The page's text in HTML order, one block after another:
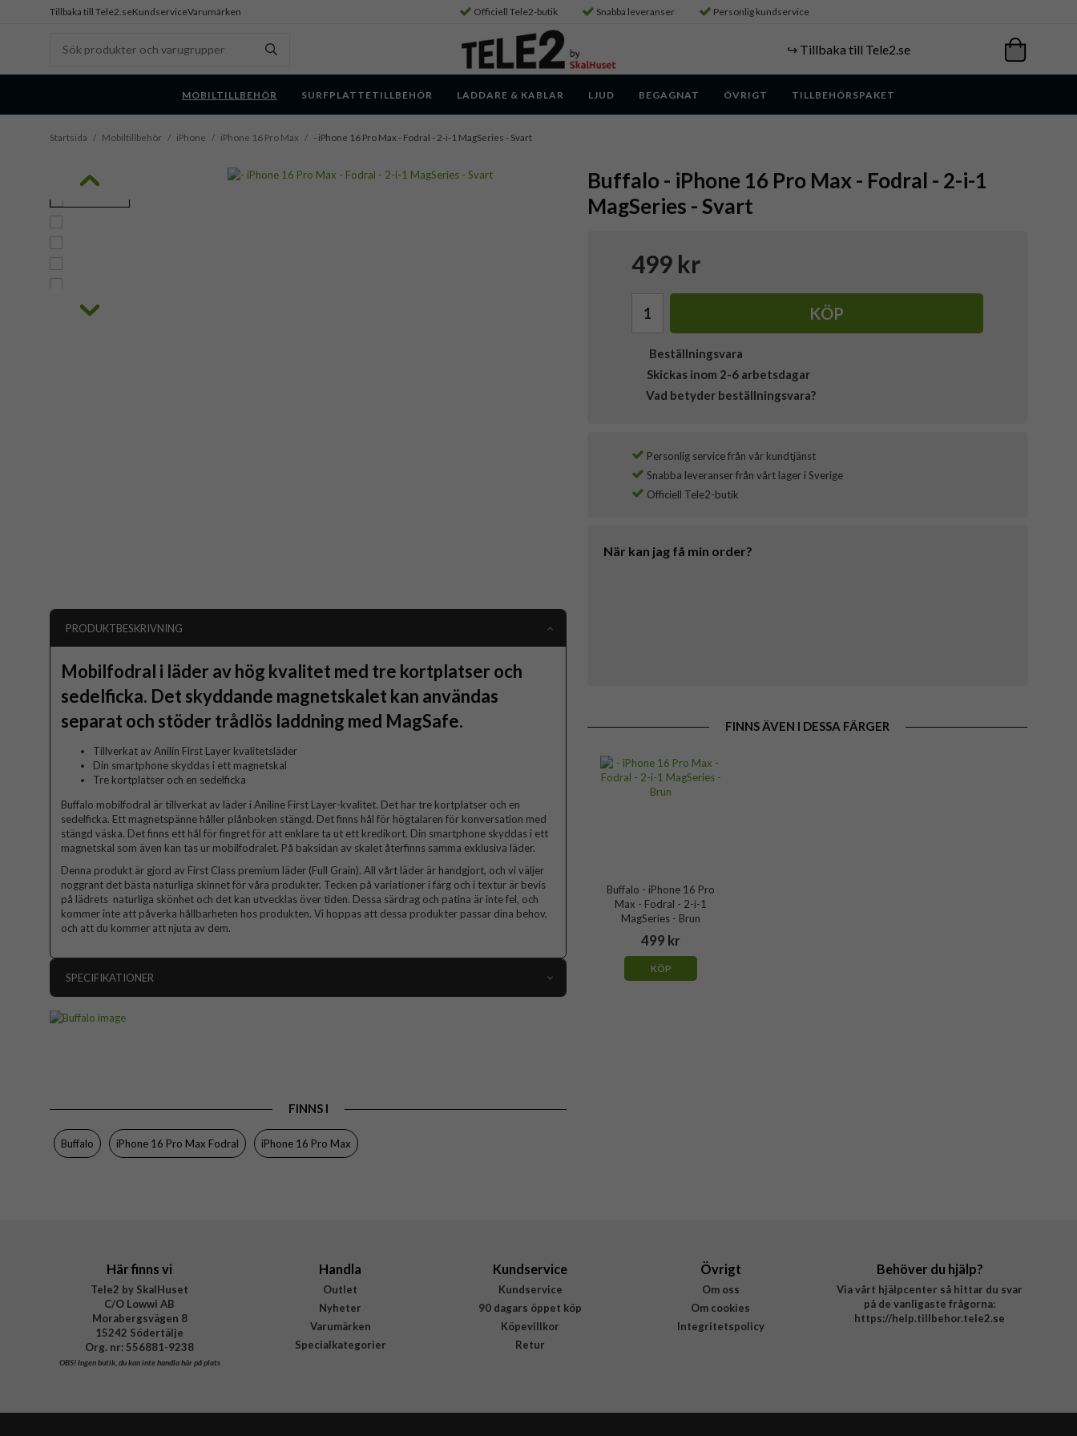
Tillbaka till Tele2.seKundserviceVarumärken Officiell Tele2-butik Snabba leveranser Personlig kundservice
↪️ Tillbaka till Tele2.se
MOBILTILLBEHÖR SURFPLATTETILLBEHÖR LADDARE & KABLAR LJUD BEGAGNAT ÖVRIGT TILLBEHÖRSPAKET
Startsida / Mobiltillbehör / iPhone / iPhone 16 Pro Max / - iPhone 16 Pro Max - Fodral - 2-i-1 MagSeries - Svart
Buffalo - iPhone 16 Pro Max - Fodral - 2-i-1
MagSeries - Svart
499 kr
KÖP
Beställningsvara
Skickas inom 2-6 arbetsdagar
Vad betyder beställningsvara?
Personlig service från vår kundtjänst
Snabba leveranser från vårt lager i Sverige
Officiell Tele2-butik
När kan jag få min order?
FINNS ÄVEN I DESSA FÄRGER
Buffalo - iPhone 16 Pro
Max - Fodral - 2-i-1
MagSeries - Brun
499 kr
KÖP
PRODUKTBESKRIVNING
Mobilfodral i läder av hög kvalitet med tre kortplatser och
sedelficka. Det skyddande magnetskalet kan användas
separat och stöder trådlös laddning med MagSafe.
Tillverkat av Anilin First Layer kvalitetsläder
Din smartphone skyddas i ett magnetskal
Tre kortplatser och en sedelficka
Buffalo mobilfodral är tillverkat av läder i Aniline First Layer-kvalitet. Det har tre kortplatser och en
sedelficka. Ett magnetspänne håller plånboken stängd. Det finns hål för högtalaren för konversation med
stängd väska. Det finns ett hål för fingret för att enklare ta ut ett kredikort. Din smartphone skyddas i ett
magnetskal som även kan tas ur mobilfodralet. På baksidan av skalet återfinns samma exklusiva läder.
Denna produkt är gjord av First Class premium läder (Full Grain). All vårt läder är handgjort, och vi väljer
noggrant det bästa naturliga skinnet för våra produkter. Tecken på variationer i färg och i textur är bevis
på lädrets naturliga skönhet och det kan utvecklas över tiden. Dessa särdrag och patina är inte fel, och
kommer inte att påverka hållbarheten hos produkten. Vi hoppas att dessa produkter passar dina behov,
och att du kommer att njuta av dem.
SPECIFIKATIONER
Färg
Svart
Material
FINNS I
Buffalo iPhone 16 Pro Max Fodral iPhone 16 Pro Max
Här finns vi
Tele2 by SkalHuset
C/O Lowwi AB
Morabergsvägen 8
15242 Södertälje
Org. nr: 556881-9238
OBS!Ingen butik, du kan inte handla här på plats
Handla
Outlet
Nyheter
Varumärken
Specialkategorier
Kundservice
Kundservice
90 dagars öppet köp
Köpevillkor
Retur
Övrigt
Om oss
Om cookies
Integritetspolicy
Behöver du hjälp?
Via vårt hjälpcenter så hittar du svar
på de vanligaste frågorna:
https://help.tillbehor.tele2.se